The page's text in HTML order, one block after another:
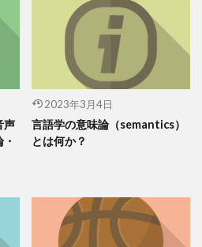
声
2023年3月4日
言語学の意味論（semantics）
とは何か？